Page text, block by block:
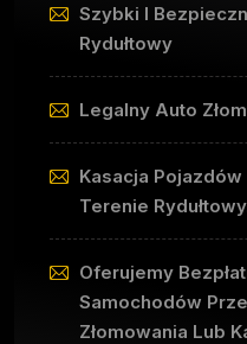
Szybki I
Rydułtowy
Legalny Auto
Kasacja
Terenie
Oferujemy
Samochodów
Złomowania Lub